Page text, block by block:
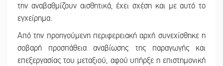
την αναβαθμίζουν αισθητικά, έχει σχέση και με αυτό το
εγχείρημα.
Από την προηγούμενη περιφερειακή αρχή συνεχίσθηκε η
σοβαρή προσπάθεια αναβίωσης της παραγωγής και
επεξεργασίας του μεταξιού, αφού υπήρξε η επιστημονική